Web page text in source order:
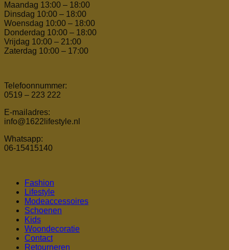
Maandag 13:00 – 18:00
Dinsdag 10:00 – 18:00
Woensdag 10:00 – 18:00
Donderdag 10:00 – 18:00
Vrijdag 10:00 – 21:00
Zaterdag 10:00 – 17:00
Telefoonnummer:
0519 – 223 222
E-mailadres:
info@1622lifestyle.nl
Whatsapp:
06-15415140
Fashion
Lifestyle
Modeaccessoires
Schoenen
Kids
Woondecoratie
Contact
Retourneren